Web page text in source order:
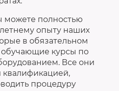
можете полностью
опыту наших
в обязательном
обучающие курсы по
Все они
квалификацией,
процедуру